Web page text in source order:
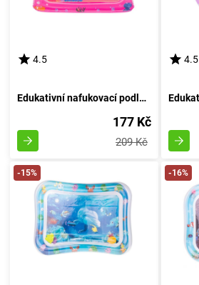
4.5
Edukativní nafukovací podložka s vodními motivy - Růžový Krab
177 Kč
209 Kč
4.5
-15% -16%